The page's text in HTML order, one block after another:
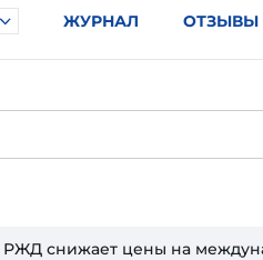
ЖУРНАЛ ОТЗЫВЫ
РЖД снижает цены на